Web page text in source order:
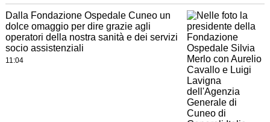
Dalla Fondazione Ospedale Cuneo un
dolce omaggio per dire grazie agli
operatori della nostra sanità e dei servizi
socio assistenziali
11:04